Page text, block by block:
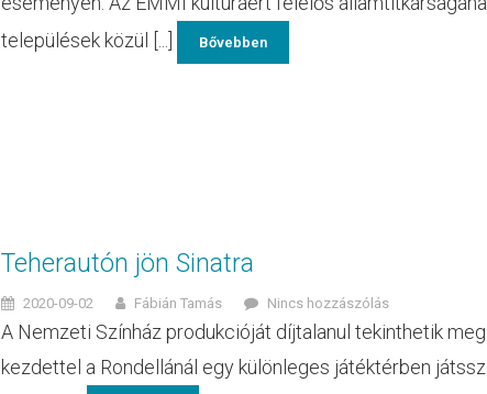
települések közül [...]
Bővebben
Teherautón jön Sinatra
2020-09-02 Fábián Tamás Nincs hozzászólás
A Nemzeti Színház produkcióját díjtalanul tekinthetik
kezdettel a Rondellánál egy különleges játéktérben